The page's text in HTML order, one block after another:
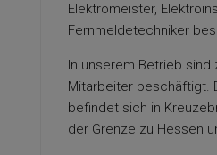
Elektromeister,
Fernmeldetechniker
In unserem Betrieb sind
Mitarbeiter beschäftigt.
befindet sich in
der Grenze zu Hessen